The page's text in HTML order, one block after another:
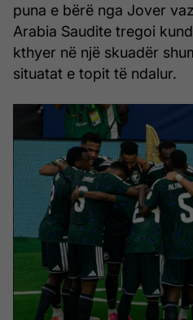
puna e bërë nga Jover
Arabia Saudite tregoi
kthyer në një skuadër
situatat e topit të ndalur.